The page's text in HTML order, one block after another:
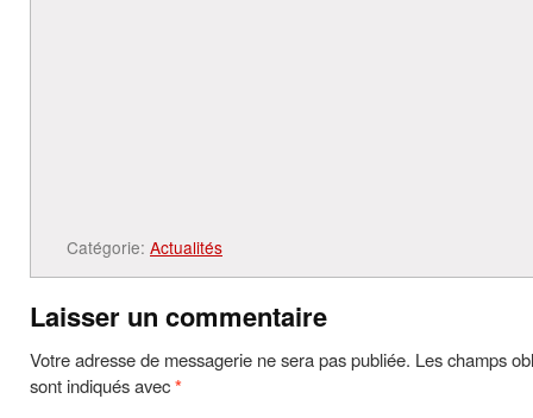
Catégorie: Actualités
Laisser un commentaire
Votre adresse de messagerie ne sera pas publiée. Les champs
sont indiqués avec*